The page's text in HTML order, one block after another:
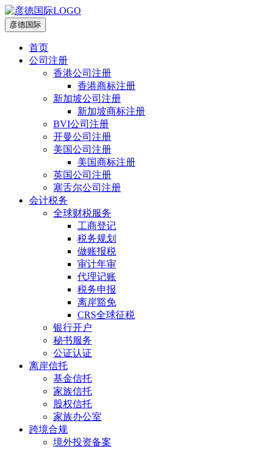
彦德国际
首页
公司注册
香港公司注册
香港商标注册
新加坡公司注册
新加坡商标注册
BVI公司注册
开曼公司注册
美国公司注册
美国商标注册
英国公司注册
塞舌尔公司注册
会计税务
全球财税服务
工商登记
税务规划
做账报税
审计年审
代理记账
税务申报
离岸豁免
CRS全球征税
银行开户
秘书服务
公证认证
离岸信托
基金信托
家族信托
股权信托
家族办公室
跨境合规
境外投资备案